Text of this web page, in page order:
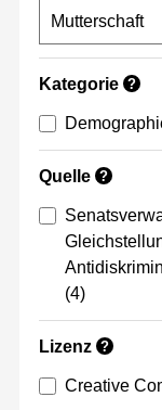
Kategorie ?
Quelle ?
(4)
Lizenz ?
Creative